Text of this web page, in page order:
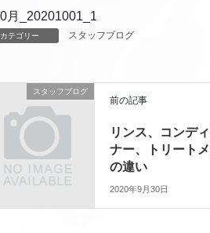
カテゴリー スタッフブログ
スタッフブログ
前の記事
リンス、コンデ
ナー、トリート
の違い
2020年9月30日